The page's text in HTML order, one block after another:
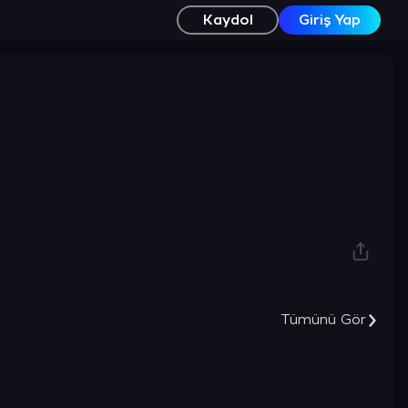
Kaydol Giriş Yap
Tümünü Gör